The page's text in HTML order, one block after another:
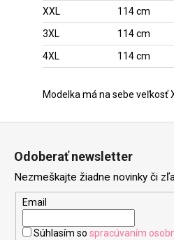
XXL
114 cm
3XL
114 cm
4XL
114 cm
Modelka má na sebe veľkosť
Odoberať newsletter
Nezmeškajte žiadne novinky či
Email
Súhlasím so spracúvaním